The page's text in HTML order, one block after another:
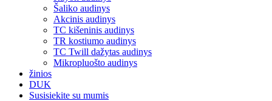
Šaliko audinys
Akcinis audinys
TC kišeninis audinys
TR kostiumo audinys
TC Twill dažytas audinys
Mikropluošto audinys
žinios
DUK
Susisiekite su mumis